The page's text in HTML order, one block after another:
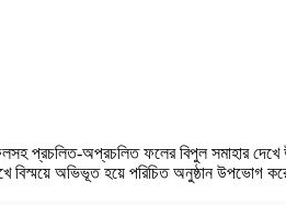
প্রচলিত-অপ্রচলিত ফলের বিপুল সমাহার
বিস্ময়ে অভিভূত হয়ে পরিচিত অনুষ্ঠান উপভোগ